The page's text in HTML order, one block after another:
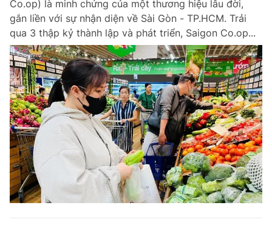
Co.op) là minh chứng của một thương hiệu lâu đời,
gắn liền với sự nhận diện về Sài Gòn - TP.HCM. Trải
qua 3 thập kỷ thành lập và phát triển, Saigon Co.op...